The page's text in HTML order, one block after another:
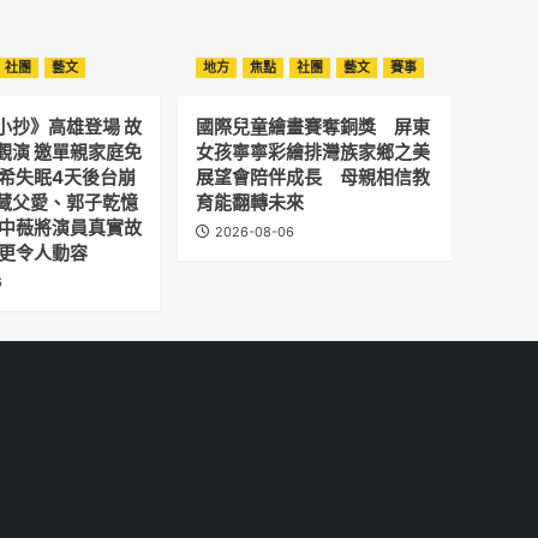
社團 藝文
抄》高雄登場 故
演 邀單親家庭免
失眠4天後台崩
父愛、郭子乾憶
薇將演員真實故
令人動容
地方 焦點 社團 藝文 賽事
國際兒童繪畫賽奪銅獎 屏東
女孩寧寧彩繪排灣族家鄉之美
展望會陪伴成長 母親相信教
育能翻轉未來
2026-08-06